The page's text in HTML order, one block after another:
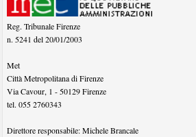
Reg. Tribunale Firenze
n. 5241 del 20/01/2003
Met
Città Metropolitana di Firenze
Via Cavour, 1 -50129 Firenze
tel.055 2760343
Direttore responsabile:Michele Brancale